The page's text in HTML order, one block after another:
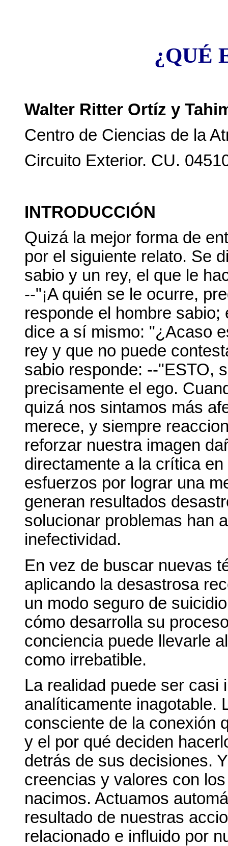
¿QUÉ
Walter Ritter Ortíz y
Centro de Ciencias de la
Circuito Exterior. CU.
INTRODUCCIÓN
Quizá la mejor forma de
por el siguiente relato. Se
sabio y un rey, el que le
--"¡A quién se le ocurre,
responde el hombre
dice a sí mismo: "¿Acaso
rey y que no puede
sabio responde: --"ESTO,
precisamente el ego.
quizá nos sintamos más
merece, y siempre
reforzar nuestra imagen
directamente a la crítica
esfuerzos por lograr una
generan resultados
solucionar problemas han
inefectividad.
En vez de buscar nuevas
aplicando la desastrosa
un modo seguro de
cómo desarrolla su
conciencia puede llevarle
como irrebatible.
La realidad puede ser casi
analíticamente inagotable.
consciente de la conexión
y el por qué deciden
detrás de sus decisiones.
creencias y valores con
nacimos. Actuamos
resultado de nuestras
relacionado e influido por